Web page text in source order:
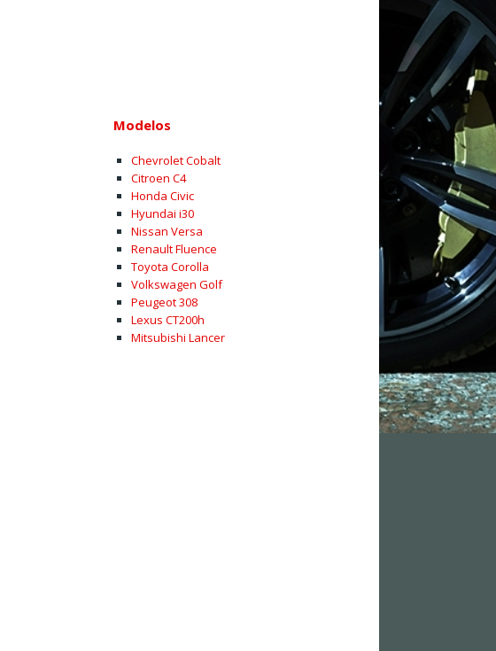
Modelos
Chevrolet Cobalt
Citroen C4
Honda Civic
Hyundai i30
Nissan Versa
Renault Fluence
Toyota Corolla
Volkswagen Golf
Peugeot 308
Lexus CT200h
Mitsubishi Lancer